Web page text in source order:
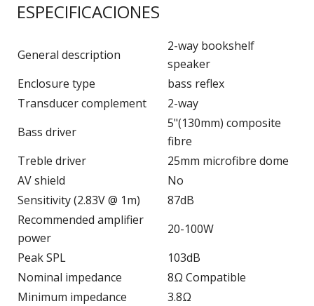
ESPECIFICACIONES
General description
2-way bookshelf
speaker
Enclosure type
bass reflex
Transducer complement
2-way
Bass driver
5"(130mm) composite
fibre
Treble driver
25mm microfibre dome
AV shield
No
Sensitivity (2.83V @ 1m)
87dB
Recommended amplifier
power
20-100W
Peak SPL
103dB
Nominal impedance
8Ω Compatible
Minimum impedance
3.8Ω